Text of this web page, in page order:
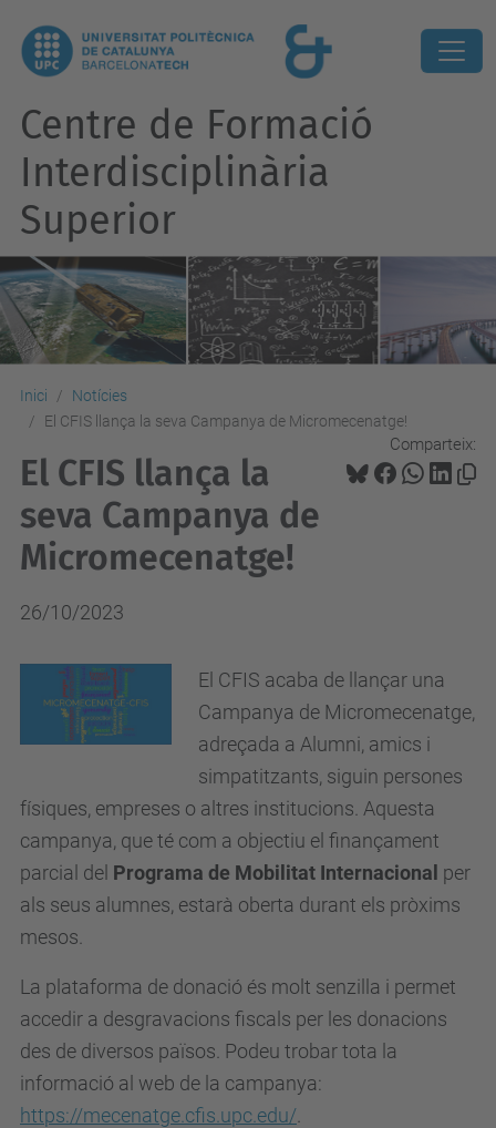
Centre de Formació
Interdisciplinària
Superior
Inici
Notícies
El CFIS llança la seva Campanya de Micromecenatge!
Comparteix:
El CFIS llança la
seva Campanya de
Micromecenatge!
26/10/2023
El CFIS acaba de llançar una
Campanya de Micromecenatge,
adreçada a Alumni, amics i
simpatitzants, siguin persones
físiques, empreses o altres institucions. Aquesta
campanya, que té com a objectiu el finançament
parcial del Programa de Mobilitat Internacional per
als seus alumnes, estarà oberta durant els pròxims
mesos.
La plataforma de donació és molt senzilla i permet
accedir a desgravacions fiscals per les donacions
des de diversos països. Podeu trobar tota la
informació al web de la campanya:
https://mecenatge.cfis.upc.edu/